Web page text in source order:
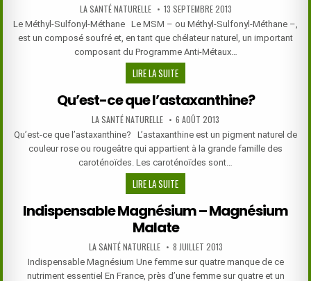
AUTHOR:
LA SANTÉ NATURELLE PUBLISHED
DATE:
13 SEPTEMBRE 2013
Le Méthyl-Sulfonyl-Méthane Le MSM – ou Méthyl-Sulfonyl-Méthane –,
est un composé soufré et, en tant que chélateur naturel, un important
composant du Programme Anti-Métaux…
LIRE LA SUITEMSM
–
MÉTHYL
SULFONYL
MÉTHANE
–
BON
POUR
LES
CHEVEUX
ET
LES
Qu’est-ce que l’astaxanthine?
AUTHOR:
LA SANTÉ NATURELLE PUBLISHED
DATE:
6 AOÛT 2013
Qu’est-ce que l’astaxanthine? L’astaxanthine est un pigment naturel de
couleur rose ou rougeâtre qui appartient à la grande famille des
caroténoïdes. Les caroténoïdes sont…
LIRE LA SUITEQU’EST-
CE
QUE
L’ASTAXANTHINE?
Indispensable Magnésium – Magnésium
Malate
AUTHOR:
LA SANTÉ NATURELLE PUBLISHED
DATE:
8 JUILLET 2013
Indispensable Magnésium Une femme sur quatre manque de ce
nutriment essentiel En France, près d’une femme sur quatre et un